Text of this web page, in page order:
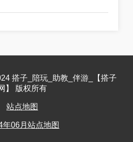
搭子_陪玩_助教_伴游_【搭子
】 版权所有
站点地图
年06月站点地图